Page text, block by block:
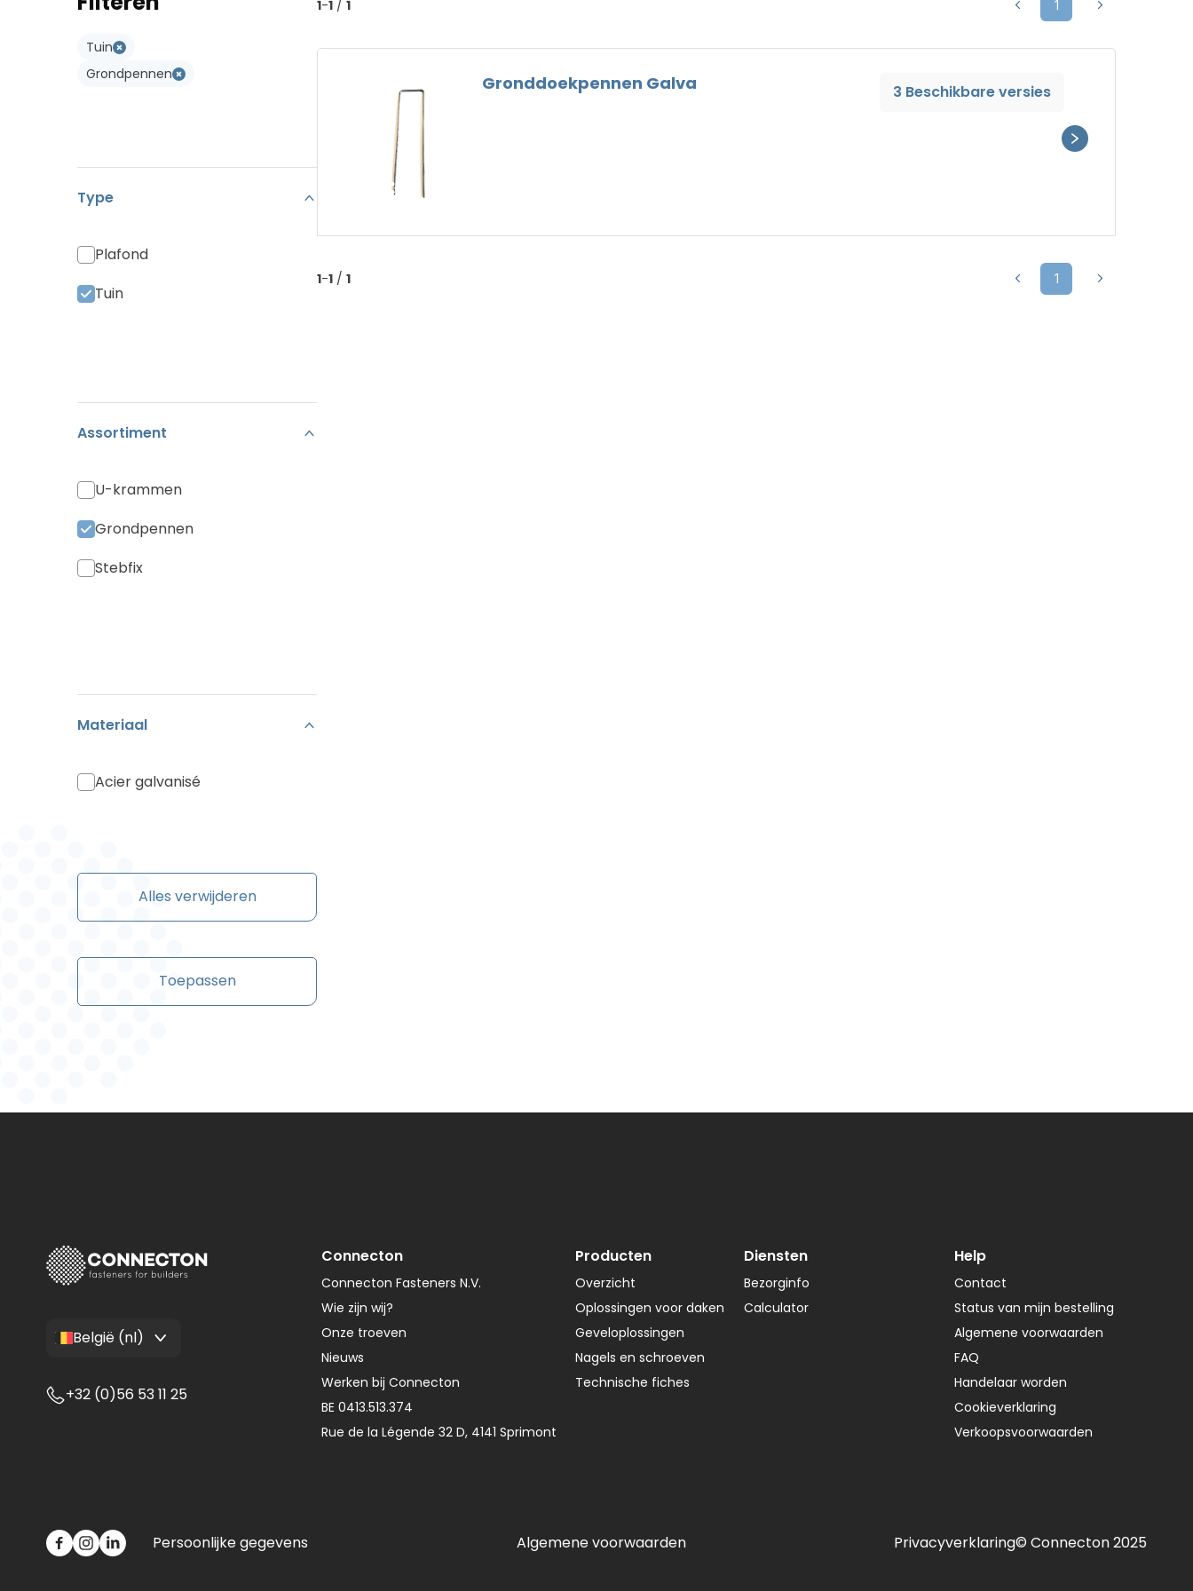
Pan Canal
Loodvervanger
Type WL
Tuin
Grondpennen
Type
Plafond
Tuin
Assortiment
U-krammen
Grondpennen
Stebfix
Materiaal
Acier galvanisé
Alles verwijderen
Toepassen
1-1 / 1 1
Gronddoekpennen Galva 3 Beschikbare versies
1-1 / 1 1
Connecton
Connecton Fasteners N.V.
Wie zijn wij?
Onze troeven
Nieuws
Werken bij Connecton
BE 0413.513.374
Rue de la Légende 32 D, 4141 Sprimont
Producten
Overzicht
Oplossingen voor daken
Geveloplossingen
Nagels en schroeven
Technische fiches
Diensten
Bezorginfo
Calculator
Help
Contact
Status van mijn bestelling
Algemene voorwaarden
FAQ
Handelaar worden
Cookieverklaring
Verkoopsvoorwaarden
België (nl)
+32 (0)56 53 11 25
Persoonlijke gegevens Algemene voorwaarden Privacyverklaring© Connecton 2025